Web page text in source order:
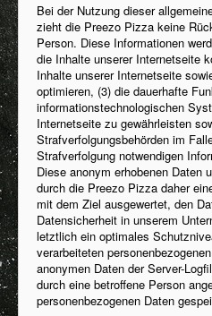
Bei der Nutzung dieser
zieht die Preezo Pizza keine
Person. Diese Informationen
die Inhalte unserer Internetseite
Inhalte unserer Internetseite
optimieren, (3) die dauerhafte
informationstechnologischen
Internetseite zu gewährleisten
Strafverfolgungsbehörden im
Strafverfolgung notwendigen
Diese anonym erhobenen Daten
durch die Preezo Pizza daher
mit dem Ziel ausgewertet, den
Datensicherheit in unserem
letztlich ein optimales
verarbeiteten
anonymen Daten der Server-
durch eine betroffene Person
personenbezogenen Daten